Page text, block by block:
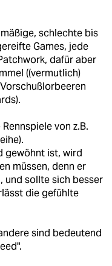
schlechte bis
Games, jede
dafür aber
((vermutlich)
von z.B.
gewöhnt ist, wird
müssen, denn er
und sollte sich besser
die gefühlte
sind bedeutend